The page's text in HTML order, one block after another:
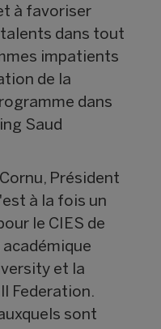
à favoriser
talents dans tout
impatients
de la
dans
Saud
Président
à la fois un
le CIES de
et la
Federation.
sont